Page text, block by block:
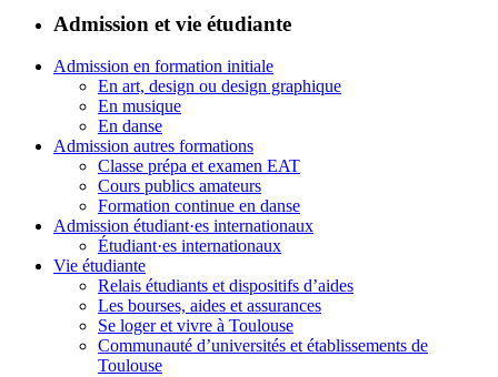
Admission et vie étudiante
Admission en formation initiale
En art, design ou design graphique
En musique
En danse
Admission autres formations
Classe prépa et examen EAT
Cours publics amateurs
Formation continue en danse
Admission étudiant·es internationaux
Étudiant·es internationaux
Vie étudiante
Relais étudiants et dispositifs d’aides
Les bourses, aides et assurances
Se loger et vivre à Toulouse
Communauté d’universités et établissements de
Toulouse